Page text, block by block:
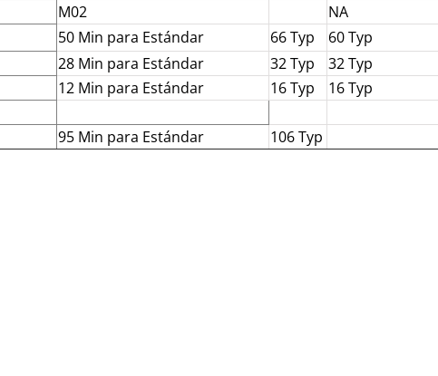
M02 NA
50 Min para Estándar 66 Typ 60 Typ
28 Min para Estándar 32 Typ 32 Typ
12 Min para Estándar 16 Typ 16 Typ
95 Min para Estándar 106 Typ